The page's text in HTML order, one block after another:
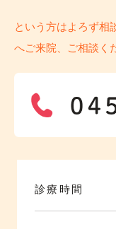
という方はよろず相
へご来院、ご相談く
診療時間